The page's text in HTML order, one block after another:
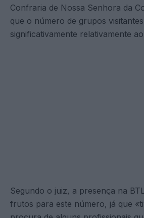
Confraria de Nossa Senhora da
que o número de grupos
significativamente relativamente
Segundo o juiz, a presença na
frutos para este número, já que